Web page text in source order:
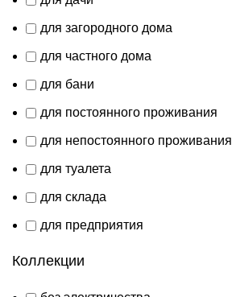
для загородного дома
для частного дома
для бани
для постоянного проживания
для непостоянного проживания
для туалета
для склада
для предприятия
Коллекции